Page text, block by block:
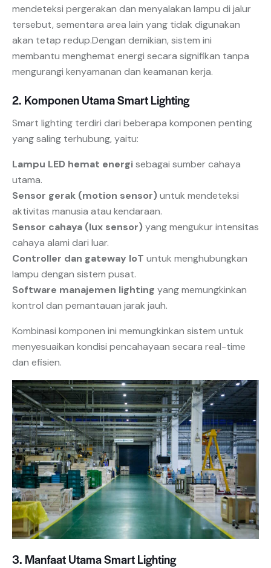
mendeteksi pergerakan dan menyalakan lampu di jalur
tersebut, sementara area lain yang tidak digunakan
akan tetap redup.Dengan demikian, sistem ini
membantu menghemat energi secara signifikan tanpa
mengurangi kenyamanan dan keamanan kerja.
2. Komponen Utama Smart Lighting
Smart lighting terdiri dari beberapa komponen penting
yang saling terhubung, yaitu:
Lampu LED hemat energisebagai sumber cahaya
utama.
Sensor gerak (motion sensor)untuk mendeteksi
aktivitas manusia atau kendaraan.
Sensor cahaya (lux sensor)yang mengukur intensitas
cahaya alami dari luar.
Controller dan gateway IoT untuk menghubungkan
lampu dengan sistem pusat.
Software manajemen lighting yang memungkinkan
kontrol dan pemantauan jarak jauh.
Kombinasi komponen ini memungkinkan sistem untuk
menyesuaikan kondisi pencahayaan secara real-time
dan efisien.
3. Manfaat Utama Smart Lighting